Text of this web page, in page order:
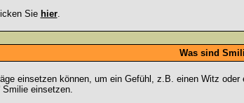
Sie hier.
Was sind
einsetzen können, um ein Gefühl, z.B. einen Witz
Smilie einsetzen.